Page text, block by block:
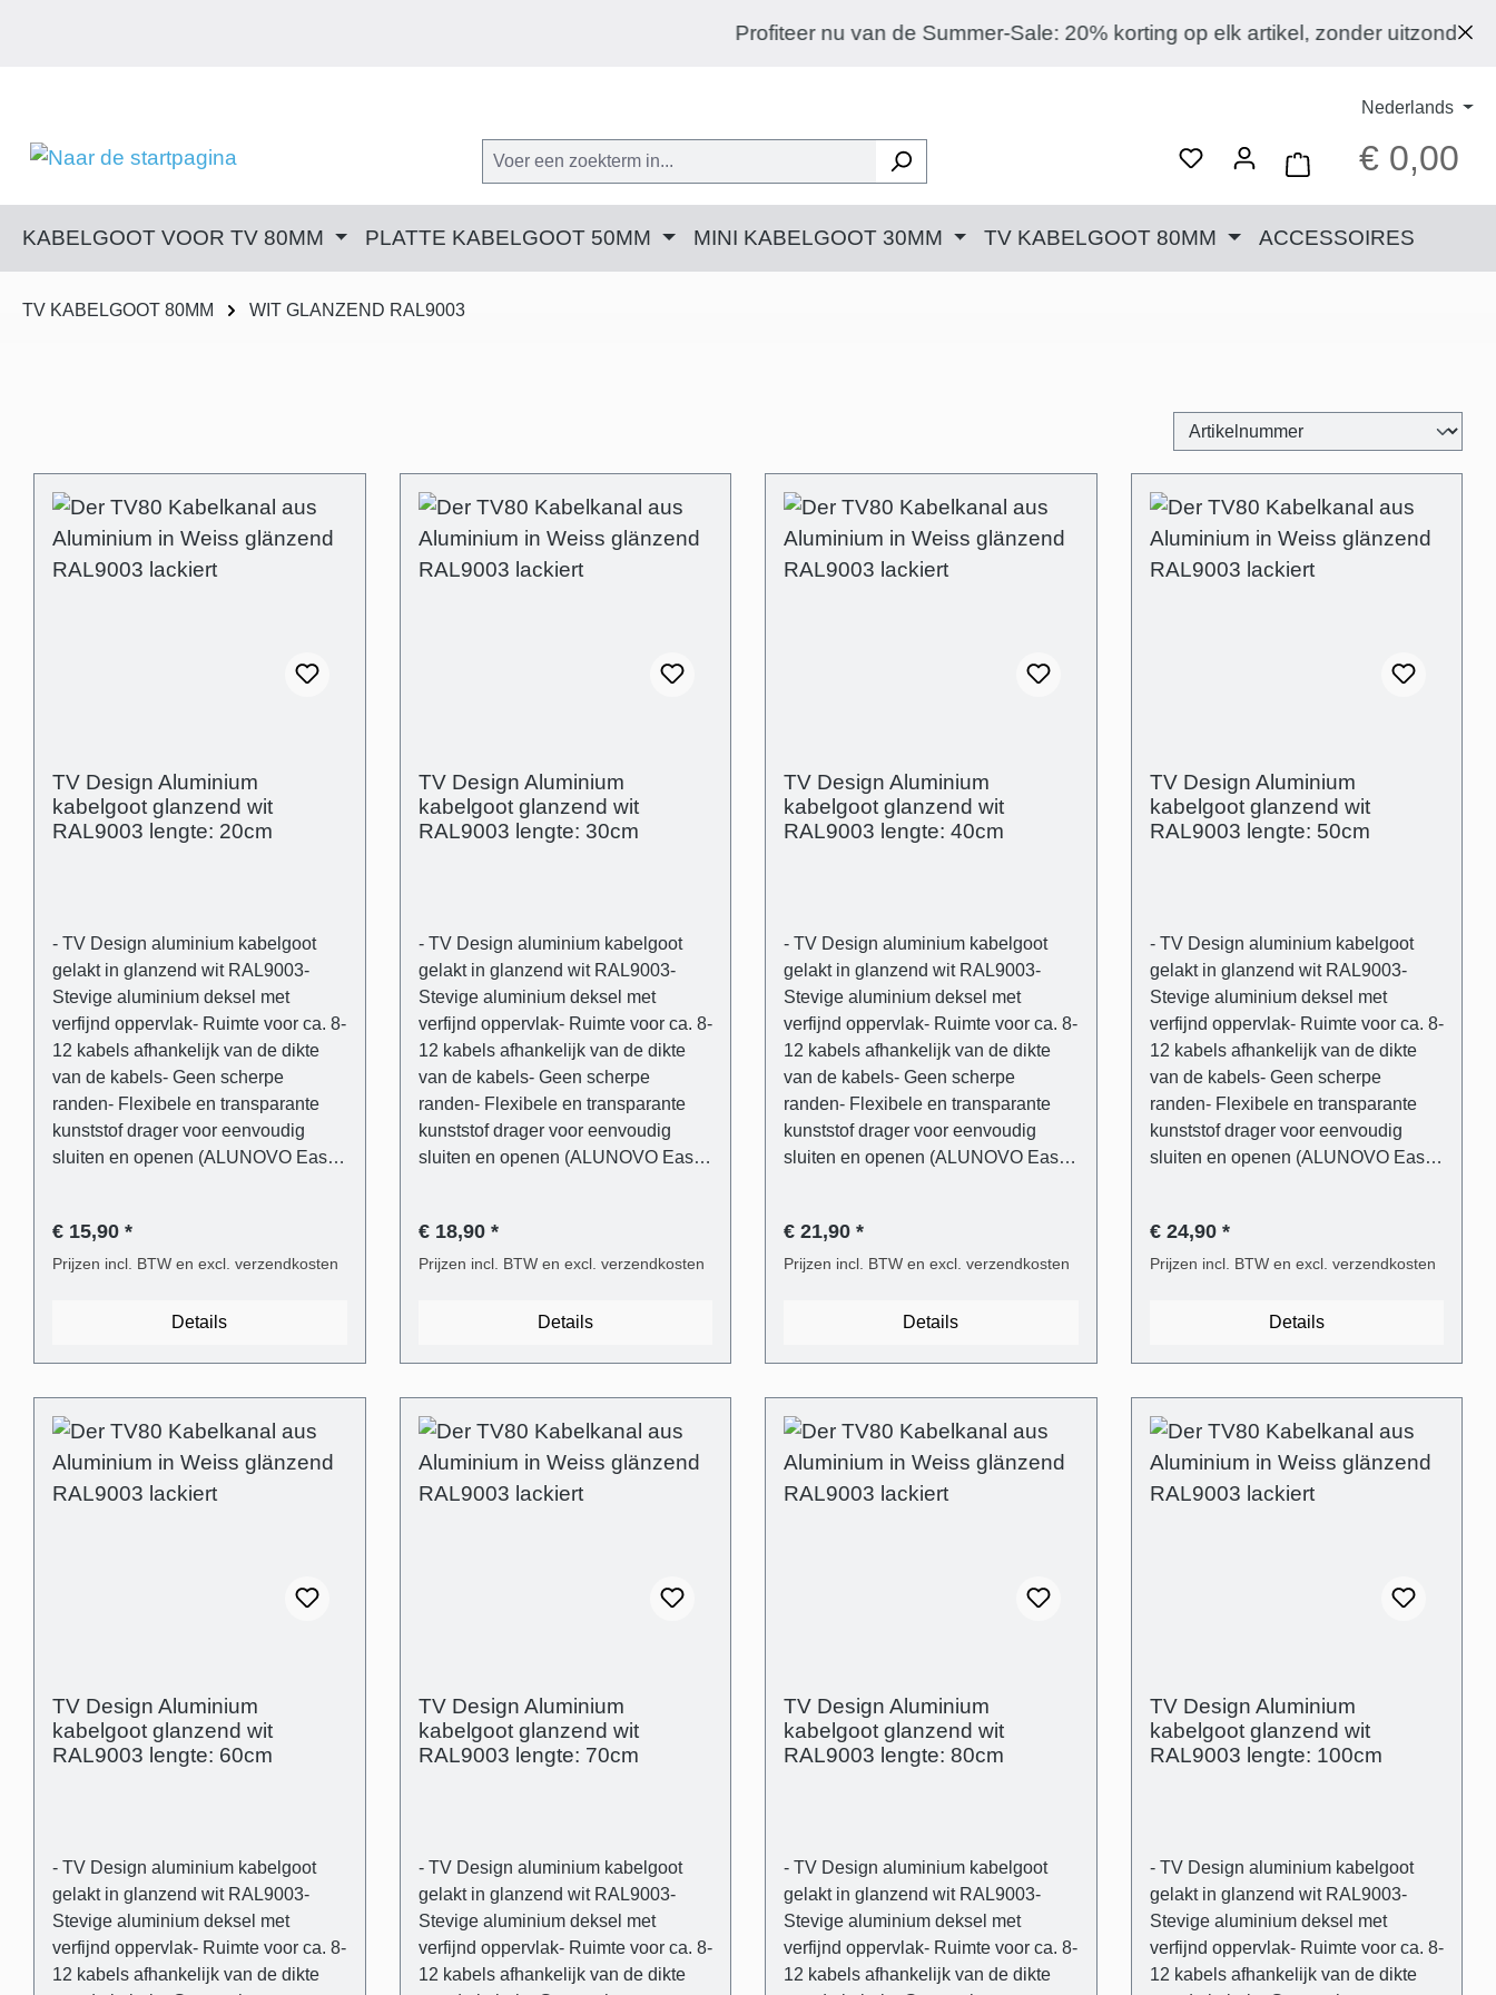
Profiteer nu van de Summer-Sale: 20% korting op elk artikel, zonder uitzondering!
Nederlands
€ 0,00
KABELGOOT VOOR TV 80MM PLATTE KABELGOOT 50MM MINI KABELGOOT 30MM TV KABELGOOT 80MM ACCESSOIRES
TV KABELGOOT 80MM WIT GLANZEND RAL9003
TV Design Aluminium
kabelgoot glanzend wit
RAL9003 lengte: 20cm
- TV Design aluminium kabelgoot
gelakt in glanzend wit RAL9003-
Stevige aluminium deksel met
verfijnd oppervlak- Ruimte voor ca. 8-
12 kabels afhankelijk van de dikte
van de kabels- Geen scherpe
randen- Flexibele en transparante
kunststof drager voor eenvoudig
sluiten en openen (ALUNOVO Easy-
pluggen, platkopschroeven)- Blik
eenvoudig in te korten met een
bestellen. Leveringsomvang - 1 stuk
stuk kabelgootsteun van transparant
kunststof- Universele plug voor de
meest gangbare wandtypes- Phillips-
sleufschroeven met platte kop
Technische producteigenschappen -
drager- Buitenafmetingen: (B): 80
mm (H) 21 mm - Binnenafmetingen
€ 15,90 *
Prijzen incl. BTW en excl. verzendkosten
Details
TV Design Aluminium
kabelgoot glanzend wit
RAL9003 lengte: 30cm
- TV Design aluminium kabelgoot
gelakt in glanzend wit RAL9003-
Stevige aluminium deksel met
verfijnd oppervlak- Ruimte voor ca. 8-
12 kabels afhankelijk van de dikte
van de kabels- Geen scherpe
randen- Flexibele en transparante
kunststof drager voor eenvoudig
sluiten en openen (ALUNOVO Easy-
pluggen, platkopschroeven)- Blik
eenvoudig in te korten met een
bestellen. Leveringsomvang - 1 stuk
stuk kabelgootsteun van transparant
kunststof- Universele plug voor de
meest gangbare wandtypes- Phillips-
sleufschroeven met platte kop
Technische producteigenschappen -
drager- Buitenafmetingen: (B): 80
mm (H) 21 mm - Binnenafmetingen
€ 18,90 *
Prijzen incl. BTW en excl. verzendkosten
Details
TV Design Aluminium
kabelgoot glanzend wit
RAL9003 lengte: 40cm
- TV Design aluminium kabelgoot
gelakt in glanzend wit RAL9003-
Stevige aluminium deksel met
verfijnd oppervlak- Ruimte voor ca. 8-
12 kabels afhankelijk van de dikte
van de kabels- Geen scherpe
randen- Flexibele en transparante
kunststof drager voor eenvoudig
sluiten en openen (ALUNOVO Easy-
pluggen, platkopschroeven)- Blik
eenvoudig in te korten met een
bestellen. Leveringsomvang - 1 stuk
stuk kabelgootsteun van transparant
kunststof- Universele plug voor de
meest gangbare wandtypes- Phillips-
sleufschroeven met platte kop
Technische producteigenschappen -
drager- Buitenafmetingen: (B): 80
mm (H) 21 mm - Binnenafmetingen
€ 21,90 *
Prijzen incl. BTW en excl. verzendkosten
Details
TV Design Aluminium
kabelgoot glanzend wit
RAL9003 lengte: 50cm
- TV Design aluminium kabelgoot
gelakt in glanzend wit RAL9003-
Stevige aluminium deksel met
verfijnd oppervlak- Ruimte voor ca. 8-
12 kabels afhankelijk van de dikte
van de kabels- Geen scherpe
randen- Flexibele en transparante
kunststof drager voor eenvoudig
sluiten en openen (ALUNOVO Easy-
pluggen, platkopschroeven)- Blik
eenvoudig in te korten met een
bestellen. Leveringsomvang - 1 stuk
stuk kabelgootsteun van transparant
kunststof- Universele plug voor de
meest gangbare wandtypes- Phillips-
sleufschroeven met platte kop
Technische producteigenschappen -
drager- Buitenafmetingen: (B): 80
mm (H) 21 mm - Binnenafmetingen
€ 24,90 *
Prijzen incl. BTW en excl. verzendkosten
Details
TV Design Aluminium
kabelgoot glanzend wit
RAL9003 lengte: 60cm
- TV Design aluminium kabelgoot
gelakt in glanzend wit RAL9003-
Stevige aluminium deksel met
verfijnd oppervlak- Ruimte voor ca. 8-
12 kabels afhankelijk van de dikte
TV Design Aluminium
kabelgoot glanzend wit
RAL9003 lengte: 70cm
- TV Design aluminium kabelgoot
gelakt in glanzend wit RAL9003-
Stevige aluminium deksel met
verfijnd oppervlak- Ruimte voor ca. 8-
12 kabels afhankelijk van de dikte
TV Design Aluminium
kabelgoot glanzend wit
RAL9003 lengte: 80cm
- TV Design aluminium kabelgoot
gelakt in glanzend wit RAL9003-
Stevige aluminium deksel met
verfijnd oppervlak- Ruimte voor ca. 8-
12 kabels afhankelijk van de dikte
TV Design Aluminium
kabelgoot glanzend wit
RAL9003 lengte: 100cm
- TV Design aluminium kabelgoot
gelakt in glanzend wit RAL9003-
Stevige aluminium deksel met
verfijnd oppervlak- Ruimte voor ca. 8-
12 kabels afhankelijk van de dikte